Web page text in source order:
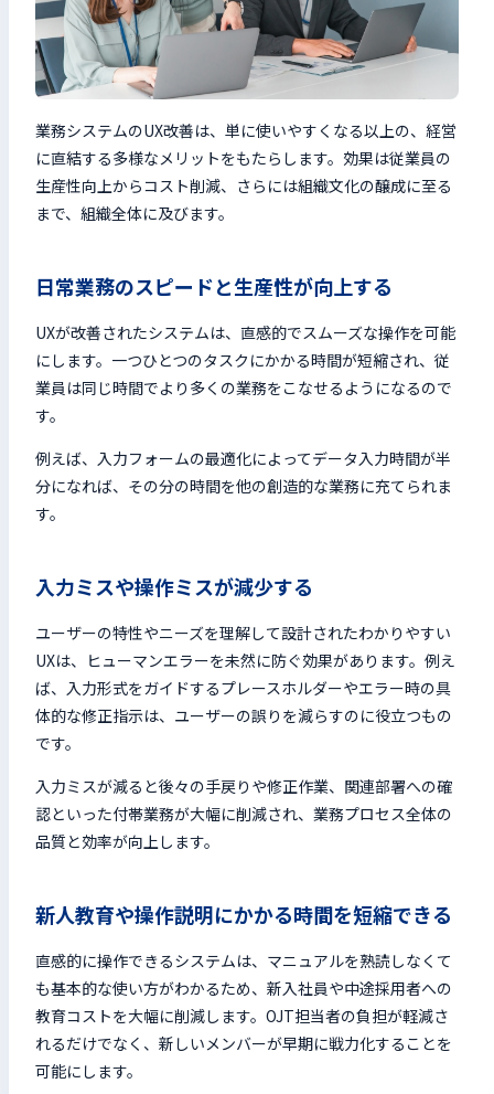
業務システムのUX改善は、単に使いやすくなる以上の、経営
に直結する多様なメリットをもたらします。効果は従業員の
生産性向上からコスト削減、さらには組織文化の醸成に至る
まで、組織全体に及びます。
日常業務のスピードと生産性が向上する
UXが改善されたシステムは、直感的でスムーズな操作を可能
にします。一つひとつのタスクにかかる時間が短縮され、従
業員は同じ時間でより多くの業務をこなせるようになるので
す。
例えば、入力フォームの最適化によってデータ入力時間が半
分になれば、その分の時間を他の創造的な業務に充てられま
す。
入力ミスや操作ミスが減少する
ユーザーの特性やニーズを理解して設計されたわかりやすい
UXは、ヒューマンエラーを未然に防ぐ効果があります。例え
ば、入力形式をガイドするプレースホルダーやエラー時の具
体的な修正指示は、ユーザーの誤りを減らすのに役立つもの
です。
入力ミスが減ると後々の手戻りや修正作業、関連部署への確
認といった付帯業務が大幅に削減され、業務プロセス全体の
品質と効率が向上します。
新人教育や操作説明にかかる時間を短縮できる
直感的に操作できるシステムは、マニュアルを熟読しなくて
も基本的な使い方がわかるため、新入社員や中途採用者への
教育コストを大幅に削減します。OJT担当者の負担が軽減さ
れるだけでなく、新しいメンバーが早期に戦力化することを
可能にします。